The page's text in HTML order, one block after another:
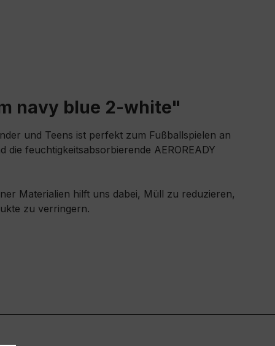
navy blue 2-white"
und Teens ist perfekt zum Fußballspielen an
feuchtigkeitsabsorbierende AEROREADY
Materialien hilft uns dabei, Müll zu reduzieren,
zu verringern.